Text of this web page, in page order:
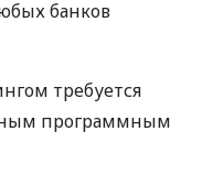
банков
требуется
программным